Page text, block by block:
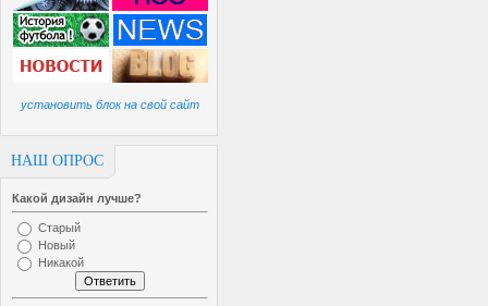
установить блок на свой сайт
НАШ ОПРОС
Какой дизайн лучше?
Старый
Новый
Никакой